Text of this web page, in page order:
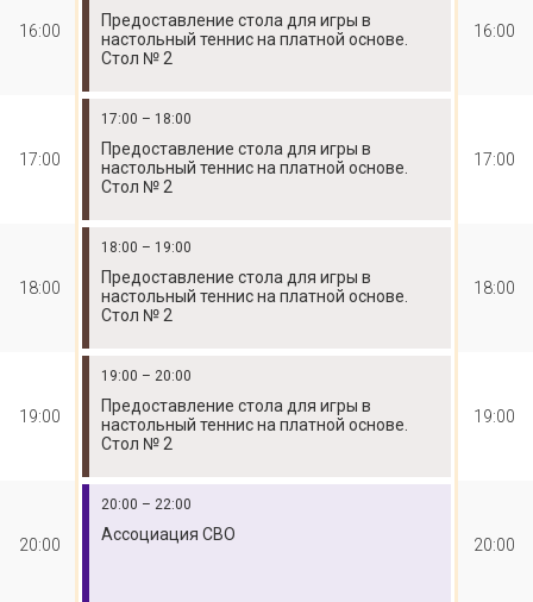
16:00
Предоставление стола для игры в
настольный теннис на платной основе.
Стол № 2
16:00
17:00
17:00 – 18:00
Предоставление стола для игры в
настольный теннис на платной основе.
Стол № 2
17:00
18:00
18:00 – 19:00
Предоставление стола для игры в
настольный теннис на платной основе.
Стол № 2
18:00
19:00
19:00 – 20:00
Предоставление стола для игры в
настольный теннис на платной основе.
Стол № 2
19:00
20:00
20:00 – 22:00
Ассоциация СВО
20:00